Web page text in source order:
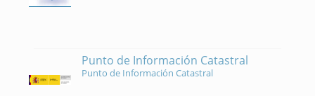
Punto de Información Catastral
Punto de Información Catastral